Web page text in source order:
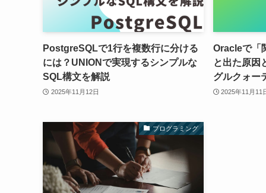
PostgreSQLで1行を複数行に分ける
には？UNIONで実現するシンプルな
SQL構文を解説
2025年11月12日
Oracleで「
と出た原因
グルクォー
2025年11月11
プログラミング